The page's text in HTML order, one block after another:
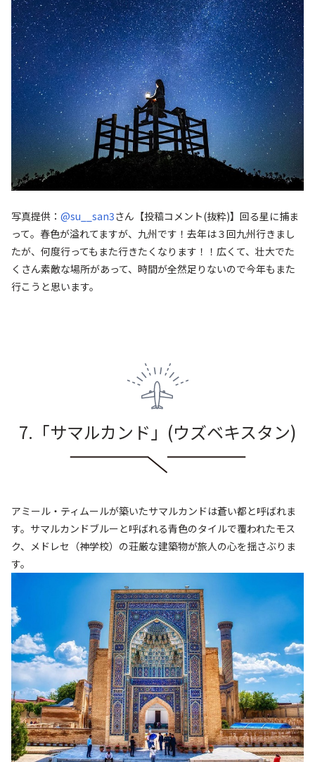
写真提供： @su__san3さん 【投稿コメント(抜粋)】回る星に捕ま
って。春色が溢れてますが、九州です！去年は３回九州行きまし
たが、何度行ってもまた行きたくなります！！広くて、壮大でた
くさん素敵な場所があって、時間が全然足りないので今年もまた
行こうと思います。
7.「サマルカンド 」 (ウズベキスタン)
アミール・ティムールが築いたサマルカンドは蒼い都と呼ばれま
す。サマルカンドブルーと呼ばれる青色のタイルで覆われたモス
ク、メドレセ（神学校）の荘厳な建築物が旅人の心を揺さぶりま
す。